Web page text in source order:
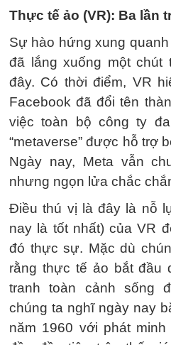
Thực tế ảo (VR): Ba lần
Sự hào hứng xung
đã lắng xuống một chút
đây. Có thời điểm, VR
Facebook đã đổi tên
việc toàn bộ công ty
“metaverse” được hỗ trợ
Ngày nay, Meta vẫn
nhưng ngọn lửa chắc
Điều thú vị là đây là nỗ
nay là tốt nhất) của VR
đó thực sự. Mặc dù
rằng thực tế ảo bắt đầu
tranh toàn cảnh sống
chúng ta nghĩ ngày nay
năm 1960 với phát